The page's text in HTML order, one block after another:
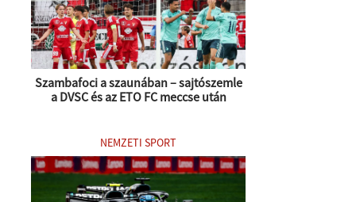
Szambafoci a szaunában – sajtószemle
a DVSC és az ETO FC meccse után
NEMZETI SPORT